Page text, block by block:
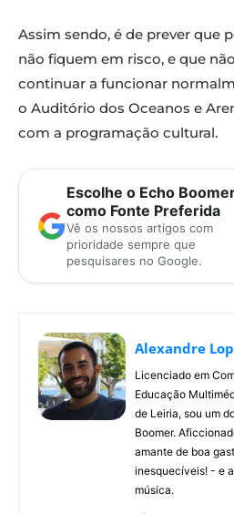
Assim sendo, é de prever que
não fiquem em risco, e que
continuar a funcionar
o Auditório dos Oceanos e
com a programação cultural.
Escolhe o Echo
como Fonte Preferida
Vê os nossos artigos com
prioridade sempre que
pesquisares no Google.
Alexandre
Licenciado em
Educação
de Leiria, sou um
Boomer.
amante de boa
inesquecíveis! - e
música.